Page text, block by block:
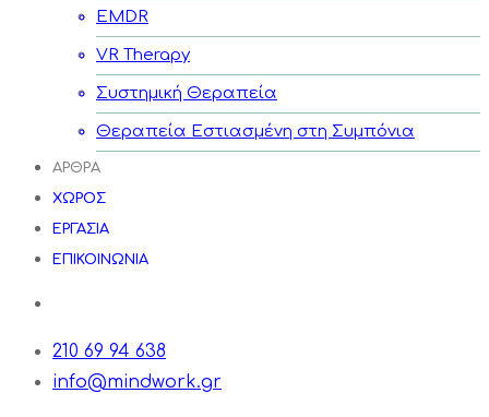
EMDR
VR Therapy
Συστημική Θεραπεία
Θεραπεία Εστιασμένη στη Συμπόνια
ΑΡΘΡΑ
ΧΩΡΟΣ
ΕΡΓΑΣΙΑ
ΕΠΙΚΟΙΝΩΝΙΑ
210 69 94 638
info@mindwork.gr